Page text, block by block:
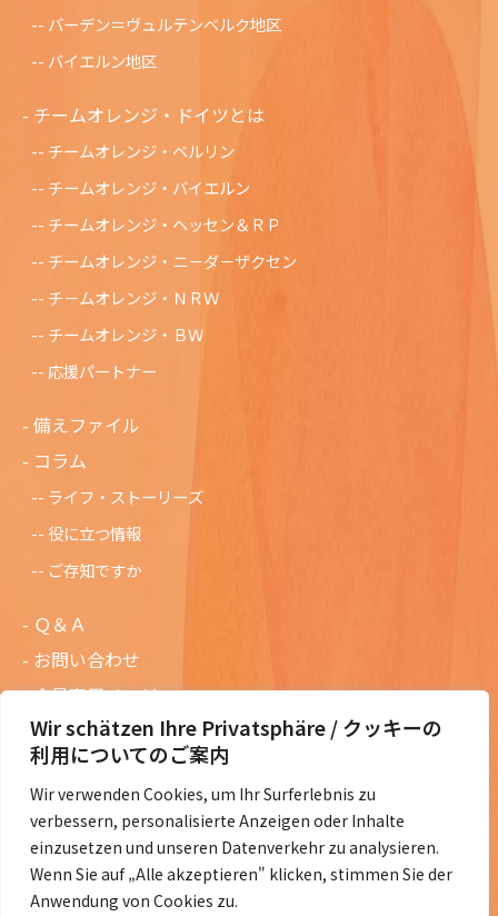
Wir schätzen Ihre Privatsphäre / クッキーの
利用についてのご案内
Wir verwenden Cookies, um Ihr Surferlebnis zu
verbessern, personalisierte Anzeigen oder Inhalte
einzusetzen und unseren Datenverkehr zu analysieren.
Wenn Sie auf „Alle akzeptieren" klicken, stimmen Sie der
Anwendung von Cookies zu.
バーデン＝ヴュルテンベルク地区
バイエルン地区
チームオレンジ・ドイツとは
チームオレンジ・ベルリン
チームオレンジ・バイエルン
チームオレンジ・ヘッセン＆ＲＰ
チームオレンジ・ニ－ダ－ザクセン
チ－ムオレンジ・ＮＲＷ
チームオレンジ・ＢＷ
応援パートナー
備えファイル
コラム
ライフ・ストーリーズ
役に立つ情報
ご存知ですか
Ｑ＆Ａ
お問い合わせ
会員専用ページ
ニュースレターバックナンバー
過去の講演資料
総会議事録
定款・会費規定など
コラムの紹介